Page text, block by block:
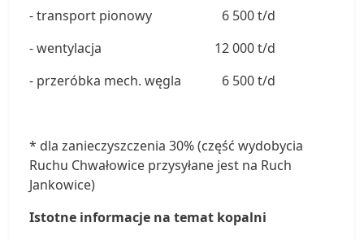
- transport pionowy
6 500 t/d
- wentylacja
12 000 t/d
- przeróbka mech. węgla
6 500 t/d
* dla zanieczyszczenia 30% (część wydobycia
Ruchu Chwałowice przysyłane jest na Ruch
Jankowice)
Istotne informacje na temat kopalni